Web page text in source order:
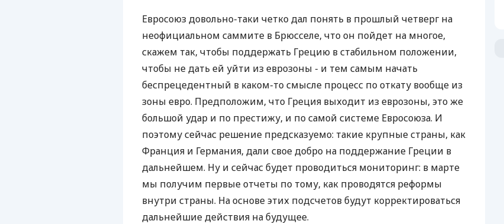
Евросоюз довольно-таки четко дал понять в прошлый четверг на
неофициальном саммите в Брюсселе, что он пойдет на многое,
скажем так, чтобы поддержать Грецию в стабильном положении,
чтобы не дать ей уйти из еврозоны - и тем самым начать
беспрецедентный в каком-то смысле процесс по откату вообще из
зоны евро. Предположим, что Греция выходит из еврозоны, это же
большой удар и по престижу, и по самой системе Евросоюза. И
поэтому сейчас решение предсказуемо: такие крупные страны, как
Франция и Германия, дали свое добро на поддержание Греции в
дальнейшем. Ну и сейчас будет проводиться мониторинг: в марте
мы получим первые отчеты по тому, как проводятся реформы
внутри страны. На основе этих подсчетов будут корректироваться
дальнейшие действия на будущее.